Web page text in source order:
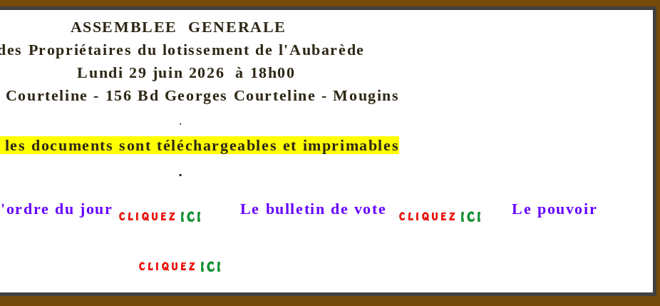
ASSEMBLEE GENERALE
Propriétaires du lotissement de l'Aubarède
Lundi 29 juin 2026 à 18h00
Courteline - 156 Bd Georges Courteline - Mougins
.
les documents sont téléchargeables et imprimables
.
du jour Le bulletin de vote Le pouvoir